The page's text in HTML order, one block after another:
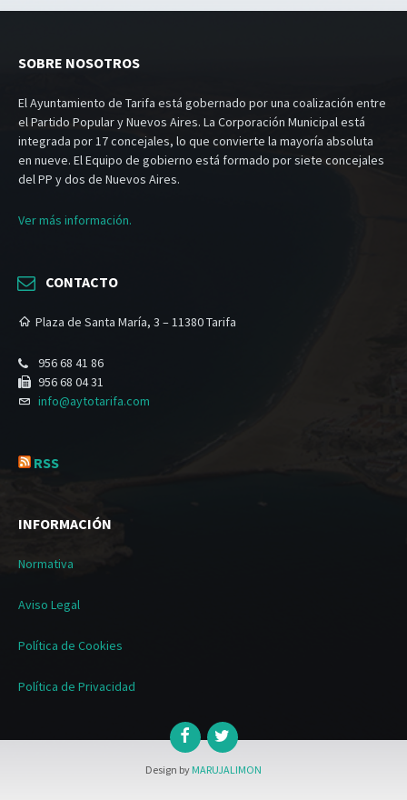
SOBRE NOSOTROS
El Ayuntamiento de Tarifa está gobernado por una coalización entre
el Partido Popular y Nuevos Aires. La Corporación Municipal está
integrada por 17 concejales, lo que convierte la mayoría absoluta
en nueve. El Equipo de gobierno está formado por siete concejales
del PP y dos de Nuevos Aires.
Ver más información.
CONTACTO
Plaza de Santa María, 3 – 11380 Tarifa
956 68 41 86
956 68 04 31
info@aytotarifa.com
RSS
INFORMACIÓN
Normativa
Aviso Legal
Política de Cookies
Política de Privacidad
Design by MARUJALIMON